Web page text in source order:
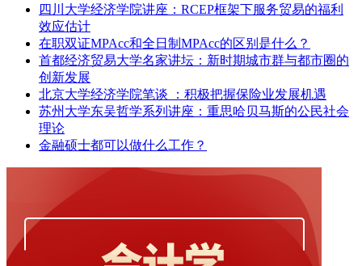
四川大学经济学院讲座：RCEP框架下服务贸易的福利
效应估计
在职双证MPAcc和全日制MPAcc的区别是什么？
首都经济贸易大学名家讲坛：新时期城市群与都市圈的
创新发展
北京大学经济学院笔谈 ：积极把握保险业发展机遇
苏州大学东吴哲学系列讲座：重思哈贝马斯的公民社会
理论
金融硕士都可以做什么工作？